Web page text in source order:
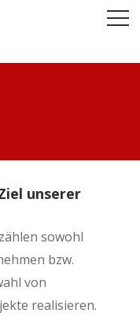
unserer
sowohl
bzw.
von
realisieren.